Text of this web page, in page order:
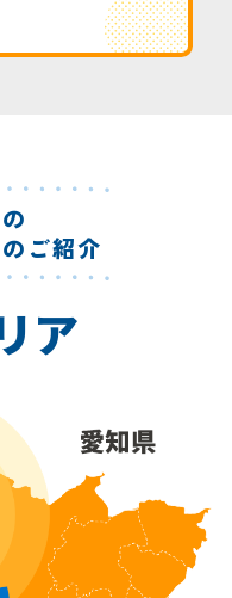
のご紹介
ア